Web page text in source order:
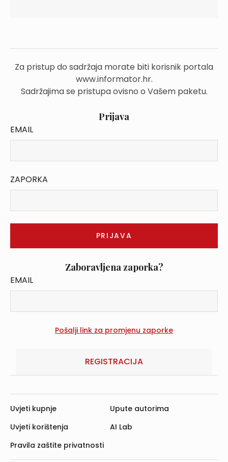
Za pristup do sadržaja morate biti korisnik portala
www.informator.hr.
Sadržajima se pristupa ovisno o Vašem paketu.
Prijava
EMAIL
ZAPORKA
Zaboravljena zaporka?
EMAIL
REGISTRACIJA
Uvjeti kupnje
Uvjeti korištenja
Pravila zaštite privatnosti
Upute autorima
AI Lab